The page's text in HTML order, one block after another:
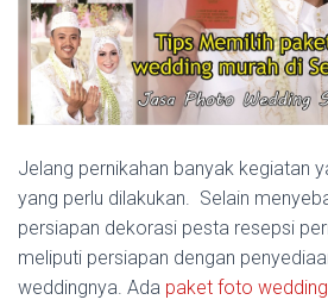
Jelang pernikahan banyak kegiatan
yang perlu dilakukan. Selain
persiapan dekorasi pesta resepsi
meliputi persiapan dengan
weddingnya. Ada paket foto